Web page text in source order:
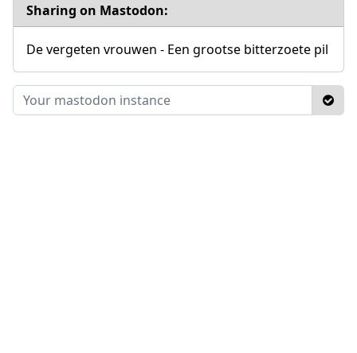
Sharing on Mastodon:
De vergeten vrouwen - Een grootse bitterzoete pil